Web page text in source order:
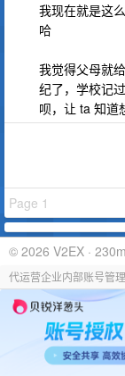
我现在就是这
哈
我觉得父母就
纪了，学校记
呗，让 ta 知道
Page 1
© 2026 V2EX ·
代运营企业内部账号管